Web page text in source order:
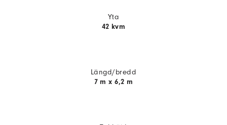
Yta
42 kvm
Längd/bredd
7 m x 6,2 m